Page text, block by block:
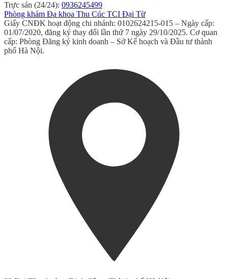
Trực sản (24/24): 0936245499
Phòng khám Đa khoa Thu Cúc TCI Đại Từ
Giấy CNĐK hoạt động chi nhánh: 0102624215-015 – Ngày cấp:
01/07/2020, đăng ký thay đổi lần thứ 7 ngày 29/10/2025. Cơ quan
cấp: Phòng Đăng ký kinh doanh – Sở Kế hoạch và Đầu tư thành
phố Hà Nội.